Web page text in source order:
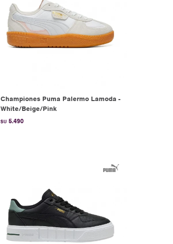
Championes Puma Palermo Lamoda -
White/Beige/Pink
$U 5.490